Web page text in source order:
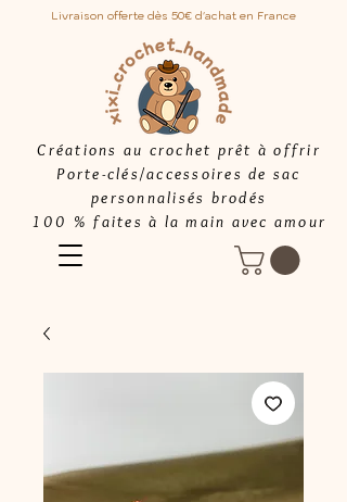
Créations au crochet prêt à offrir
Porte-clés/accessoires de sac
personnalisés brodés
100 % faites à la main avec amour
Livraison offerte dès 50€ d'achat en France